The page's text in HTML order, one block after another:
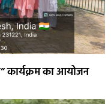
कार्यक्रम का आयोजन